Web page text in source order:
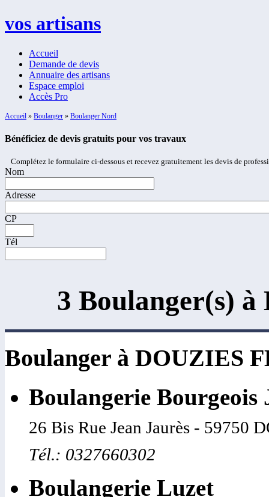
vos artisans
Accueil
Demande de devis
Annuaire des artisans
Espace emploi
Accès Pro
Accueil » Boulanger » Boulanger Nord
Bénéficiez de devis gratuits pour vos travaux
Complétez le formulaire ci-dessous et recevez gratuitement les devis de
Nom
Adresse
CP
Tél
3 Boulanger(s)
Boulanger à DOUZIES
Boulangerie Bourgeois
26 Bis Rue Jean Jaurès - 59750
Tél.: 0327660302
Boulangerie Luzet